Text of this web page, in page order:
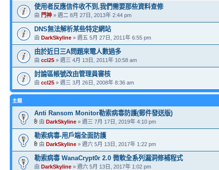
使用者反應信件收不到,我們需要那些資料查修
由 門神 » 週二 8月 27日, 2013年 2:44 pm
DNS無法解析某些特定網站
由 DarkSkyline » 週五 5月 27日, 2011年 6:55 pm
由於近日三A問題來電人數過多
由 ccl25 » 週三 4月 13日, 2011年 10:58 am
討論區帳號改由管理員審核
由 ccl25 » 週三 3月 26日, 2008年 8:36 am
主題
Anti Ransom Monitor勒索病毒防護(郵件發送版)
由 DarkSkyline » 週三 7月 17日, 2019年 4:10 pm
勒索病毒-用戶端全面防護
由 DarkSkyline » 週六 5月 13日, 2017年 1:22 pm
勒索病毒 WanaCrypt0r 2.0 微軟全系列漏洞修補程式
由 DarkSkyline » 週六 5月 13日, 2017年 1:02 pm